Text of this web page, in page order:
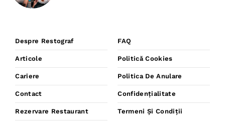
Despre Restograf
Articole
Cariere
Contact
Rezervare Restaurant
FAQ
Politică Cookies
Politica De Anulare
Confidențialitate
Termeni Și Condiții